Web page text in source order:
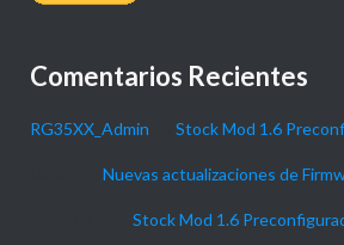
Comentarios Recientes
RG35XX_Admin Stock Mod 1.6
Nuevas actualizaciones de
Stock Mod 1.6